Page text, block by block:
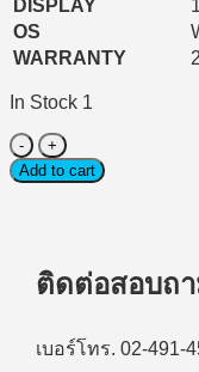
DISPLAY
OS
WARRANTY
In Stock 1
Notebook
Gaming
(โน้ตบุ๊ก
Lenovo
LOQ
83JE01BTTA
Intel
Add to cart
ติดต่อสอบถ
เบอร์โทร. 02-491-